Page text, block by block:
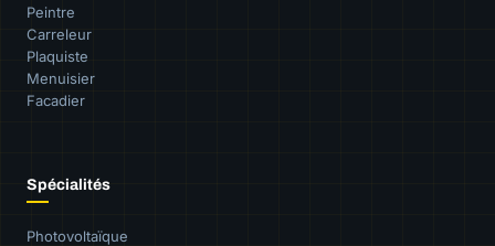
Peintre
Carreleur
Plaquiste
Menuisier
Facadier
Spécialités
Photovoltaïque